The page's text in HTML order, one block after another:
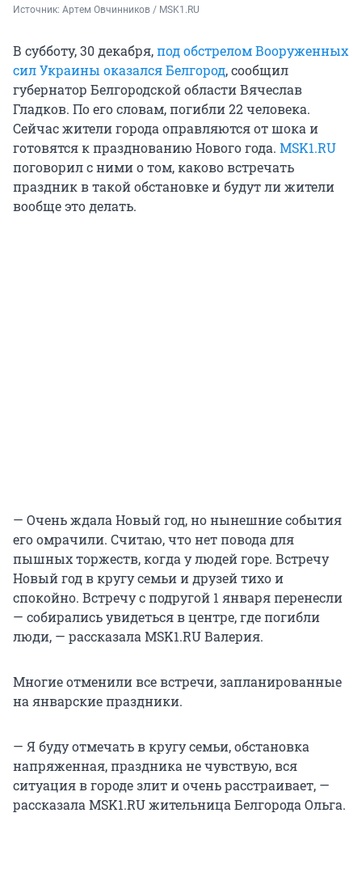
Источник: Артем Овчинников / MSK1.RU
В субботу, 30 декабря,под обстрелом Вооруженных
сил Украины оказался Белгород, сообщил
губернатор Белгородской области Вячеслав
Гладков. По его словам, погибли 22 человека.
Сейчас жители города оправляются от шока и
готовятся к празднованию Нового года. MSK1.RU
поговорил с ними о том, каково встречать
праздник в такой обстановке и будут ли жители
вообще это делать.
— Очень ждала Новый год, но нынешние события
его омрачили. Считаю, что нет повода для
пышных торжеств, когда у людей горе. Встречу
Новый год в кругу семьи и друзей тихо и
спокойно. Встречу с подругой 1 января перенесли
— собирались увидеться в центре, где погибли
люди, — рассказала MSK1.RU Валерия.
Многие отменили все встречи, запланированные
на январские праздники.
— Я буду отмечать в кругу семьи, обстановка
напряженная, праздника не чувствую, вся
ситуация в городе злит и очень расстраивает, —
рассказала MSK1.RU жительница Белгорода Ольга.